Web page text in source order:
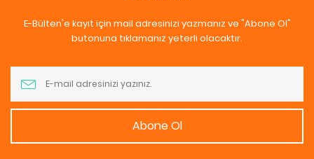
E-Bülten'e kayıt için mail adresinizi yazmanız ve "Abone Ol"
butonuna tıklamanız yeterli olacaktır.
Abone Ol